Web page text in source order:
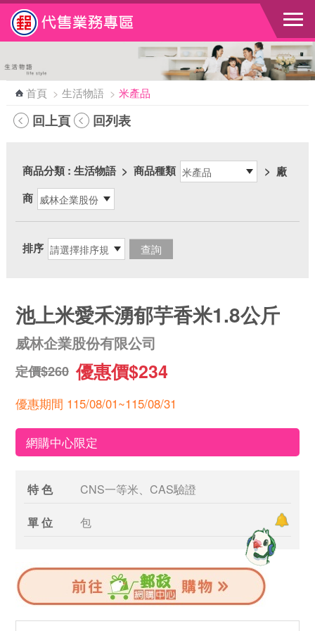
跳到主要內容區塊
首頁 > 生活物語 > 米產品
回上頁 回列表
商品分類: 生活物語 > 商品種類 > 廠
商
排序
池上米愛禾湧郁芋香米1.8公斤
威林企業股份有限公司
定價$260 優惠價$234
優惠期間 115/08/01~115/08/31
網購中心限定
特 色 CNS一等米、CAS驗證
單 位 包